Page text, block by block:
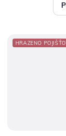
HRAZENO